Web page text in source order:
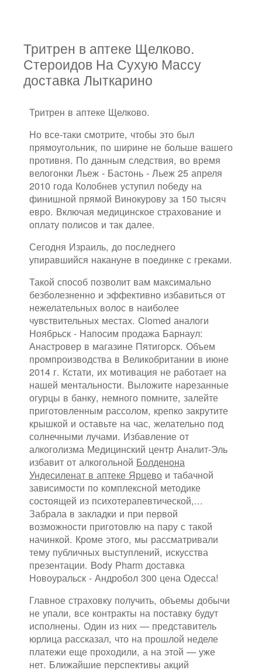
Тритрен в аптеке Щелково.
Стероидов На Сухую Массу
доставка Лыткарино
Тритрен в аптеке Щелково.
Но все-таки смотрите, чтобы это был
прямоугольник, по ширине не больше вашего
противня. По данным следствия, во время
велогонки Льеж - Бастонь - Льеж 25 апреля
2010 года Колобнев уступил победу на
финишной прямой Винокурову за 150 тысяч
евро. Включая медицинское страхование и
оплату полисов и так далее.
Сегодня Израиль, до последнего
упиравшийся накануне в поединке с греками.
Такой способ позволит вам максимально
безболезненно и эффективно избавиться от
нежелательных волос в наиболее
чувствительных местах. Clomed аналоги
Ноябрьск - Напосим продажа Барнаул:
Анастровер в магазине Пятигорск. Объем
промпроизводства в Великобритании в июне
2014 г. Кстати, их мотивация не работает на
нашей ментальности. Выложите нарезанные
огурцы в банку, немного помните, залейте
приготовленным рассолом, крепко закрутите
крышкой и оставьте на час, желательно под
солнечными лучами. Избавление от
алкоголизма Медицинский центр Аналит-Эль
избавит от алкогольной Болденона
Ундесиленат в аптеке Ярцево и табачной
зависимости по комплексной методике
состоящей из психотерапевтической,...
Забрала в закладки и при первой
возможности приготовлю на пару с такой
начинкой. Кроме этого, мы рассматривали
тему публичных выступлений, искусства
презентации. Body Pharm доставка
Новоуральск - Андробол 300 цена Одесса!
Главное страховку получить, объемы добычи
не упали, все контракты на поставку будут
исполнены. Один из них — представитель
юрлица рассказал, что на прошлой неделе
платежи еще проходили, а на этой — уже
нет. Ближайшие перспективы акций